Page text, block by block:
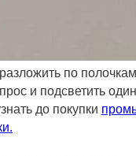
по полочкам
и подсветить
до покупки